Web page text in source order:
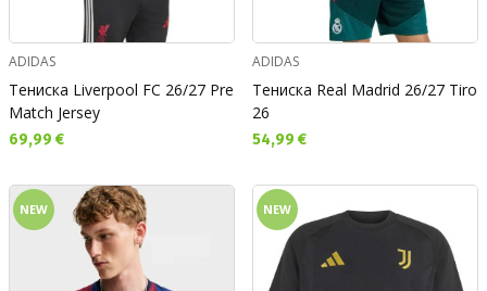
ADIDAS
Тениска Liverpool FC 26/27 Pre
Match Jersey
Текуща цена:
69,99 €
ADIDAS
Тениска Real Madrid 26/27 Tiro
26
Текуща цена:
54,99 €
NEW NEW